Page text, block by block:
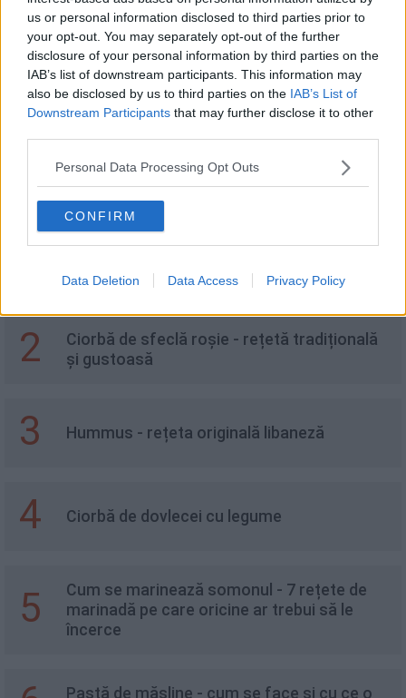
us or personal information disclosed to third parties prior to
your opt-out. You may separately opt-out of the further
disclosure of your personal information by third parties on the
IAB’s list of downstream participants. This information may
also be disclosed by us to third parties on the IAB’s List of
Downstream Participants that may further disclose it to other
Personal Data Processing Opt Outs
CONFIRM
Data Deletion Data Access Privacy Policy
Frigarui Picante De Pui
Recomandări
unui desert unic
2
Ciorbă de sfeclă roșie - rețetă tradițională
și gustoasă
3 Hummus - rețeta originală libaneză
4 Ciorbă de dovlecei cu legume
5
Cum se marinează somonul - 7 rețete de
marinadă pe care oricine ar trebui să le
încerce
Pastă de măsline - cum se face si cu ce o